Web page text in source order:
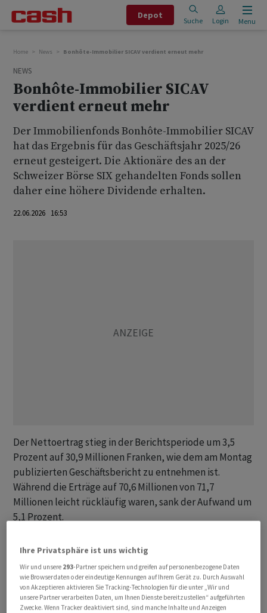
Depot
Suche Login Menu
Home News Bonhôte-Immobilier SICAV verdient erneut mehr
NEWS
Bonhôte-Immobilier SICAV
verdient erneut mehr
Der Immobilienfonds Bonhôte-Immobilier SICAV
hat das Ergebnis für das Geschäftsjahr 2025/26
erneut gesteigert. Die Aktionäre des an der
Schweizer Börse SIX gehandelten Fonds sollen
daher eine höhere Dividende erhalten.
22.06.2026 16:53
Der Nettoertrag stieg in der Berichtsperiode um 3,5
Prozent auf 30,9 Millionen Franken, wie dem am Montag
publizierten Geschäftsbericht zu entnehmen ist.
Während die Erträge auf 70,6 Millionen von 71,7
Millionen leicht rückläufig waren, sank der Aufwand um
5,1 Prozent.
Vom höheren Erfolg sollen auch die Aktionäre
profitieren. So schlägt der Verwaltungsrat die
Auszahlung einer um 7 Rappen höheren Dividende von
3,46 Franken vor. Wie in den Vorjahren können die
Aktionäre zwischen einer Auszahlung in bar oder in Form
Ihre Privatsphäre ist uns wichtig
Wir und unsere 293-Partner speichern und greifen auf personenbezogene Daten
wie Browserdaten oder eindeutige Kennungen auf Ihrem Gerät zu. Durch Auswahl
von Akzeptieren aktivieren Sie Tracking-Technologien für die unter „Wir und
unsere Partner verarbeiten Daten, um Ihnen Dienste bereitzustellen“ aufgeführten
Zwecke. Wenn Tracker deaktiviert sind, sind manche Inhalte und Anzeigen